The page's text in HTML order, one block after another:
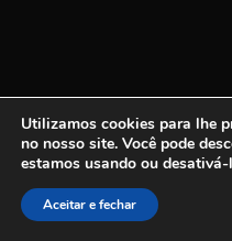
Utilizamos cookies para lhe
no nosso site. Você pode
estamos usando ou
Aceitar e fechar